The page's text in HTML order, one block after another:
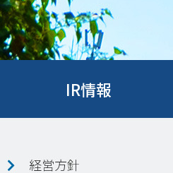
IR情報
経営方針